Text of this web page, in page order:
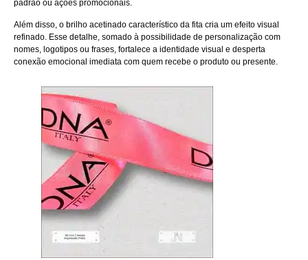
padrão ou ações promocionais.
Além disso, o brilho acetinado característico da fita cria um efeito visual
refinado. Esse detalhe, somado à possibilidade de personalização com
nomes, logotipos ou frases, fortalece a identidade visual e desperta
conexão emocional imediata com quem recebe o produto ou presente.